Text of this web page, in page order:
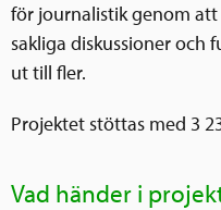
för journalistik genom
sakliga diskussioner och
ut till fler.
Projektet stöttas med 3
Vad händer i